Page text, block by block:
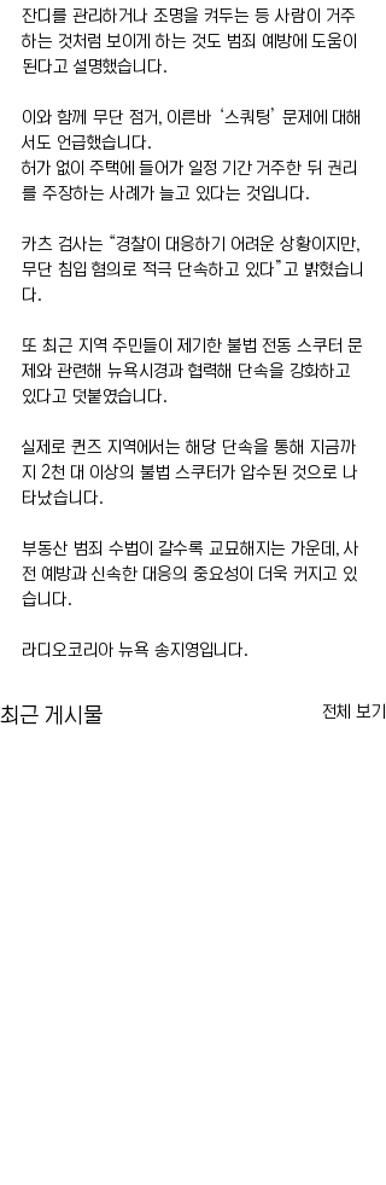
잔디를 관리하거나 조명을 켜두는 등 사람이 거주
하는 것처럼 보이게 하는 것도 범죄 예방에 도움이
된다고 설명했습니다.
이와 함께 무단 점거, 이른바 ‘스쿼팅’ 문제에 대해
서도 언급했습니다.
허가 없이 주택에 들어가 일정 기간 거주한 뒤 권리
를 주장하는 사례가 늘고 있다는 것입니다.
카츠 검사는 “경찰이 대응하기 어려운 상황이지만,
무단 침입 혐의로 적극 단속하고 있다”고 밝혔습니
다.
또 최근 지역 주민들이 제기한 불법 전동 스쿠터 문
제와 관련해 뉴욕시경과 협력해 단속을 강화하고
있다고 덧붙였습니다.
실제로 퀸즈 지역에서는 해당 단속을 통해 지금까
지 2천 대 이상의 불법 스쿠터가 압수된 것으로 나
타났습니다.
부동산 범죄 수법이 갈수록 교묘해지는 가운데, 사
전 예방과 신속한 대응의 중요성이 더욱 커지고 있
습니다.
라디오코리아 뉴욕 송지영입니다.
최근 게시물 전체 보기